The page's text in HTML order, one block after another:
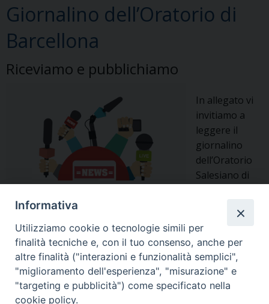
Giornalino dell’Oratorio di
Barcellona
Riceviamo e pubblichiamo
In allegato vi
invitiamo a
leggere il
giornalino
dell’Oratorio
Salesiano di
Giornalino febbraio 2018
barcellona Insieme | gennaio-marzo 2018
1 Pagina successiva »
Informativa
Utilizziamo cookie o tecnologie simili per
finalità tecniche e, con il tuo consenso, anche per
altre finalità ("interazioni e funzionalità semplici",
"miglioramento dell'esperienza", "misurazione" e
"targeting e pubblicità") come specificato nella
cookie policy.